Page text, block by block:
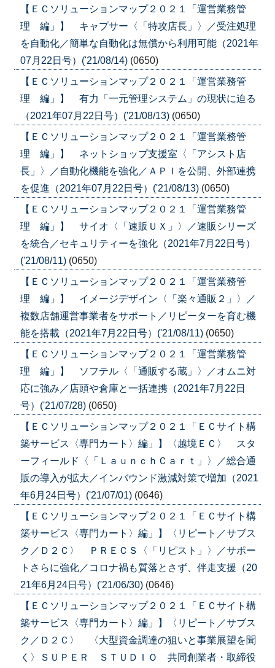
【ＥＣソリューションマップ２０２１「運営業務管
理 編」】 キャプサー〈「特攻店長」〉／受注処理
を自動化／簡単な自動化は無償から利用可能（2021年
07月22日号）('21/08/14) (0650)
【ＥＣソリューションマップ２０２１「運営業務管
理 編」】 有力「一元管理システム」の現状に迫る
（2021年07月22日号）('21/08/13) (0650)
【ＥＣソリューションマップ２０２１「運営業務管
理 編」】 ネットショップ支援室〈「アシスト店
長」〉／自動化機能を強化／ＡＰＩを公開、外部連携
を促進（2021年07月22日号）('21/08/13) (0650)
【ＥＣソリューションマップ２０２１「運営業務管
理 編」】 サイオ〈「速販ＵＸ」〉／速販シリーズ
を統合／セキュリティーを強化（2021年7月22日号）
('21/08/11) (0650)
【ＥＣソリューションマップ２０２１「運営業務管
理 編」】 イメージデザイン〈「楽々通販２」〉／
複数店舗運営事業者をサポート／リピーターを育む機
能を搭載（2021年7月22日号）('21/08/11) (0650)
【ＥＣソリューションマップ２０２１「運営業務管
理 編」】 ソフテル〈「通販する蔵」〉／オムニ対
応に強み／店頭や倉庫と一括連携（2021年7月22日
号）('21/07/28) (0650)
【ＥＣソリューションマップ２０２１「ＥＣサイト構
築サービス〈専門カート〉編」】〈越境ＥＣ〉 スタ
ーフィールド〈「ＬａｕｎｃｈＣａｒｔ」〉／総合通
販の導入が拡大／インバウンド激減対策で増加（2021
年6月24日号）('21/07/01) (0646)
【ＥＣソリューションマップ２０２１「ＥＣサイト構
築サービス〈専門カート〉編」】〈リピート／サブス
ク／Ｄ２Ｃ〉 ＰＲＥＣＳ〈「リピスト」〉／サポー
トさらに強化／コロナ禍も質落とさず、伴走支援（20
21年6月24日号）('21/06/30) (0646)
【ＥＣソリューションマップ２０２１「ＥＣサイト構
築サービス〈専門カート〉編」】〈リピート／サブス
ク／Ｄ２Ｃ〉 〈大型資金調達の狙いと事業展望を聞
く〉ＳＵＰＥＲ ＳＴＵＤＩＯ 共同創業者・取締役